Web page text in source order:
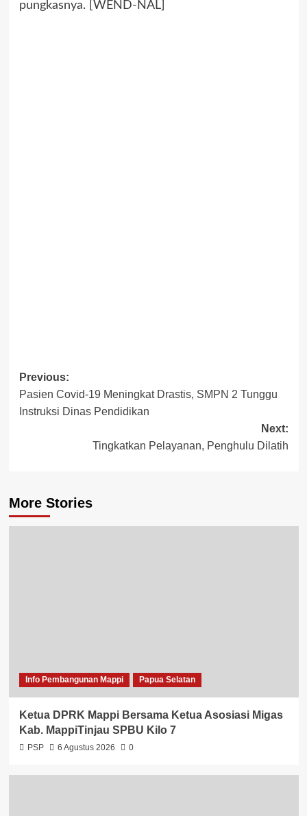
pungkasnya. [WEND-NAL]
Post
navigation
Previous:
Pasien Covid-19 Meningkat Drastis, SMPN 2 Tunggu
Instruksi Dinas Pendidikan
Next:
Tingkatkan Pelayanan, Penghulu Dilatih
More Stories
Info Pembangunan Mappi Papua Selatan
Ketua DPRK Mappi Bersama Ketua Asosiasi Migas
Kab. MappiTinjau SPBU Kilo 7
PSP 6 Agustus 2026 0